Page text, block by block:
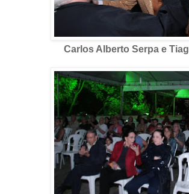
Carlos Alberto Serpa e